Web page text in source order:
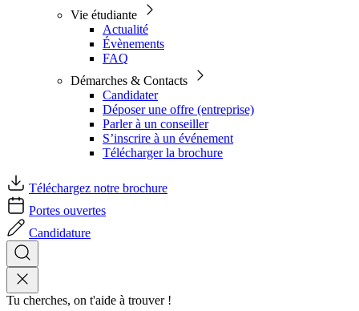
Vie étudiante
Actualité
Évènements
FAQ
Démarches & Contacts
Candidater
Déposer une offre (entreprise)
Parler à un conseiller
S’inscrire à un événement
Télécharger la brochure
Téléchargez notre brochure
Portes ouvertes
Candidature
Tu cherches, on t'aide à trouver !